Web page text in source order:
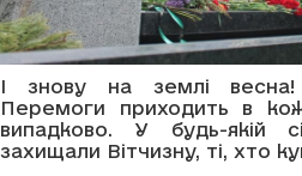
І знову на землі
Перемоги приходить в
випадково. У будь-якій
захищали Вітчизну, ті, хто